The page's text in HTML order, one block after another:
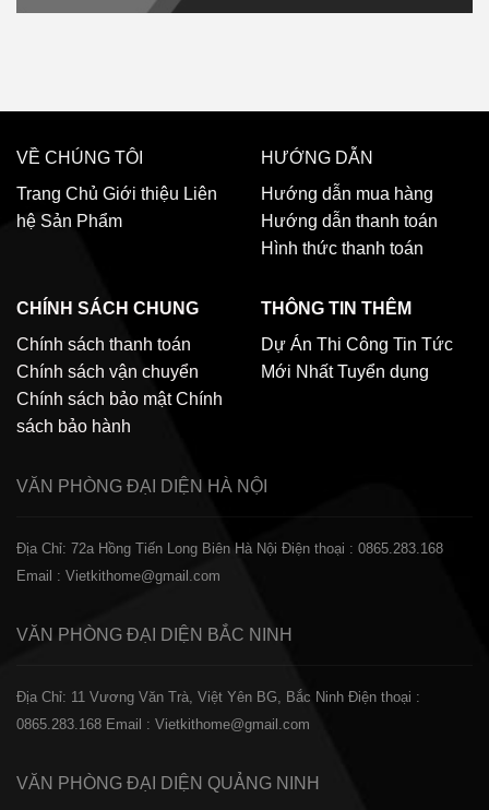
VỀ CHÚNG TÔI
Trang Chủ Giới thiệu Liên
hệ Sản Phẩm
HƯỚNG DẪN
Hướng dẫn mua hàng
Hướng dẫn thanh toán
Hình thức thanh toán
CHÍNH SÁCH CHUNG
Chính sách thanh toán
Chính sách vận chuyển
Chính sách bảo mật Chính
sách bảo hành
THÔNG TIN THÊM
Dự Án Thi Công Tin Tức
Mới Nhất Tuyển dụng
VĂN PHÒNG ĐẠI DIỆN HÀ NỘI
Địa Chỉ: 72a Hồng Tiến Long Biên Hà Nội Điện thoại : 0865.283.168
Email : Vietkithome@gmail.com
VĂN PHÒNG ĐẠI DIỆN BẮC NINH
Địa Chỉ: 11 Vương Văn Trà, Việt Yên BG, Bắc Ninh Điện thoại :
0865.283.168 Email : Vietkithome@gmail.com
VĂN PHÒNG ĐẠI DIỆN QUẢNG NINH